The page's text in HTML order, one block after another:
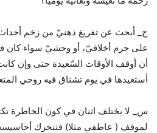
ج_ أبحث عن تفريغ ذهنيّ من زخم
على جرم أخلاقيّ، أو وحشيّ سواء كان
أن أوقف الأوقات السّعيدة حتى وإن
أستعيدها في يوم تشتاق فيه روحي
س_ لا يختلف اثنان في كون الخاطرة
لموقف ( عاطفي مثلا) فتتحرك